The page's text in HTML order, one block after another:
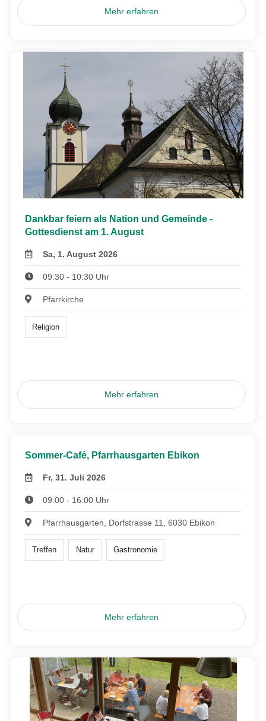
Mehr erfahren
Dankbar feiern als Nation und Gemeinde -
Gottesdienst am 1. August
Sa, 1. August 2026
09:30 - 10:30 Uhr
Pfarrkirche
Religion
Mehr erfahren
Sommer-Café, Pfarrhausgarten Ebikon
Fr, 31. Juli 2026
09:00 - 16:00 Uhr
Pfarrhausgarten, Dorfstrasse 11, 6030 Ebikon
Treffen Natur Gastronomie
Mehr erfahren